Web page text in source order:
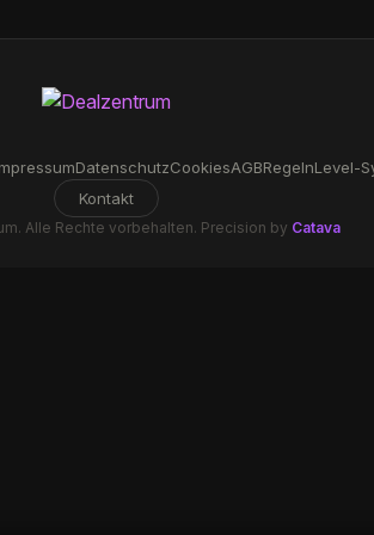
DatenschutzCookiesAGBRegelnLevel-
Kontakt
Alle Rechte vorbehalten. Precision by Catava